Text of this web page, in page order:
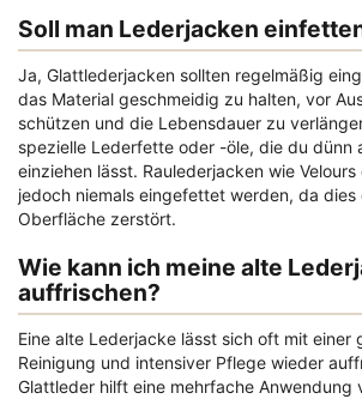
Soll man Lederjacken
Ja, Glattlederjacken sollten regelmäßig
das Material geschmeidig zu halten, vor
schützen und die Lebensdauer zu
spezielle Lederfette oder -öle, die du dünn
einziehen lässt. Raulederjacken wie
jedoch niemals eingefettet werden, da dies
Oberfläche zerstört.
Wie kann ich meine alte
auffrischen?
Eine alte Lederjacke lässt sich oft mit einer
Reinigung und intensiver Pflege wieder
Glattleder hilft eine mehrfache Anwendung